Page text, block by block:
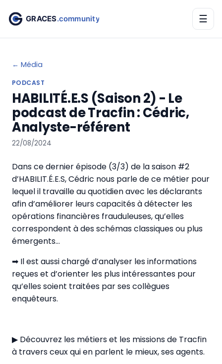
☰
← Média
PODCAST
HABILITÉ.E.S (Saison 2) - Le
podcast de Tracfin : Cédric,
Analyste-référent
22/08/2024
Dans ce dernier épisode (3/3) de la saison #2
d’HABILIT.É.E.S, Cédric nous parle de ce métier pour
lequel il travaille au quotidien avec les déclarants
afin d’améliorer leurs capacités à détecter les
opérations financières frauduleuses, qu’elles
correspondent à des schémas classiques ou plus
émergents…
➡ Il est aussi chargé d’analyser les informations
reçues et d’orienter les plus intéressantes pour
qu’elles soient traitées par ses collègues
enquêteurs.
▶ Découvrez les métiers et les missions de Tracfin
à travers ceux qui en parlent le mieux, ses agents.